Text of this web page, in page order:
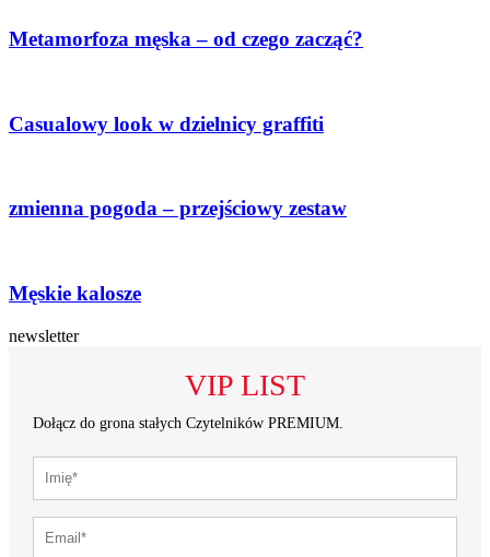
Metamorfoza męska – od czego zacząć?
Casualowy look w dzielnicy graffiti
zmienna pogoda – przejściowy zestaw
Męskie kalosze
newsletter
VIP LIST
Dołącz do grona stałych Czytelników PREMIUM.